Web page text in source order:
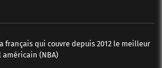
français qui couvre depuis 2012 le meilleur
(NBA)